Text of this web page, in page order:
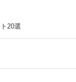
20選